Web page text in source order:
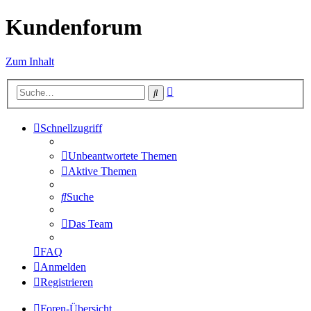
Kundenforum
Zum Inhalt
Suche
Schnellzugriff
Unbeantwortete Themen
Aktive Themen
Suche
Das Team
FAQ
Anmelden
Registrieren